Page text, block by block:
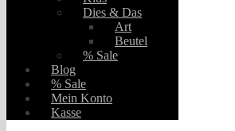
Dies & Das
Art
Beutel
% Sale
Blog
% Sale
Mein Konto
Kasse